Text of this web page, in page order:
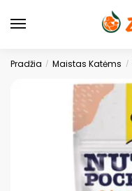
Pradžia / Maistas Katėms /